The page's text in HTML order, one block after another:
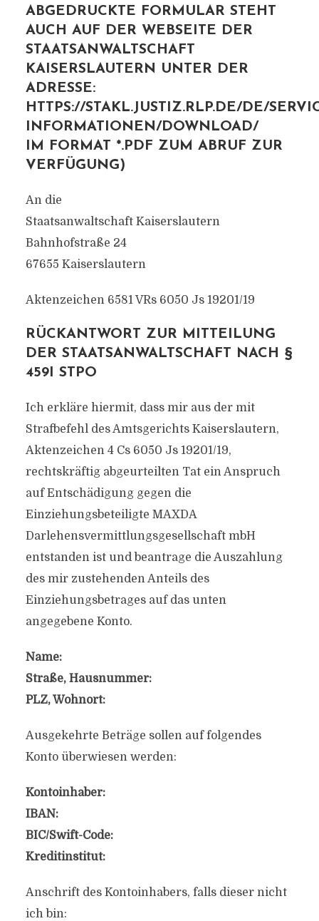
ABGEDRUCKTE FORMULAR STEHT
AUCH AUF DER WEBSEITE DER
STAATSANWALTSCHAFT
KAISERSLAUTERN UNTER DER
ADRESSE:
HTTPS://STAKL.JUSTIZ.RLP.DE/DE/
INFORMATIONEN/DOWNLOAD/
IM FORMAT *.PDF ZUM ABRUF ZUR
VERFÜGUNG)
An die
Staatsanwaltschaft Kaiserslautern
Bahnhofstraße 24
67655 Kaiserslautern
Aktenzeichen 6581 VRs 6050 Js 19201/19
RÜCKANTWORT ZUR MITTEILUNG
DER STAATSANWALTSCHAFT NACH §
459I STPO
Ich erkläre hiermit, dass mir aus der mit
Strafbefehl des Amtsgerichts Kaiserslautern,
Aktenzeichen 4 Cs 6050 Js 19201/19,
rechtskräftig abgeurteilten Tat ein Anspruch
auf Entschädigung gegen die
Einziehungsbeteiligte MAXDA
Darlehensvermittlungsgesellschaft mbH
entstanden ist und beantrage die Auszahlung
des mir zustehenden Anteils des
Einziehungsbetrages auf das unten
angegebene Konto.
Name:
Straße, Hausnummer:
PLZ, Wohnort:
Ausgekehrte Beträge sollen auf folgendes
Konto überwiesen werden:
Kontoinhaber:
IBAN:
BIC/Swift-Code:
Kreditinstitut:
Anschrift des Kontoinhabers, falls dieser nicht
ich bin: